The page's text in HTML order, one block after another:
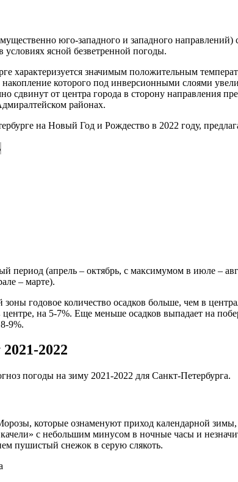
юго-западного и западного
ясной безветренной погоды.
характеризуется значимым положительным
которого под инверсионными слоями
сдвинут от центра города в сторону направления
районах.
на Новый Год и Рождество в 2022 году,
период (апрель – октябрь, с максимумом в июле –
– марте).
годовое количество осадков больше, чем в
на 5-7%. Еще меньше осадков выпадает на
9%.
2022
погоды на зиму 2021-2022 для Санкт-Петербурга.
которые ознаменуют приход календарной
с небольшим минусом в ночные часы и
пушистый снежок в серую слякоть.